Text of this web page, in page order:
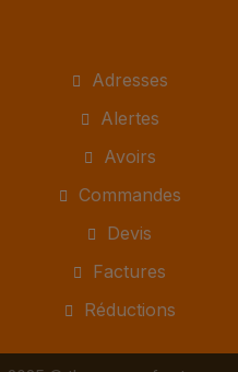
Adresses
Alertes
Avoirs
Commandes
Devis
Factures
Réductions